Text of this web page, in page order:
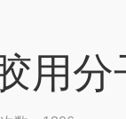
用